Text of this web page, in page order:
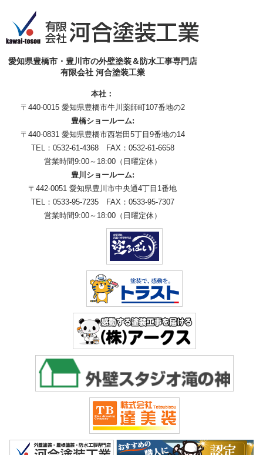
愛知県豊橋市・豊川市の外壁塗装＆防水工事専門店
有限会社 河合塗装工業
本社：
〒440-0015 愛知県豊橋市牛川薬師町107番地の2
豊橋ショールーム:
〒440-0831 愛知県豊橋市西岩田5丁目9番地の14
TEL：0532-61-4368 FAX：0532-61-6658
営業時間9:00～18:00（日曜定休）
豊川ショールーム:
〒442-0051 愛知県豊川市中央通4丁目1番地
TEL：0533-95-7235 FAX：0533-95-7307
営業時間9:00～18:00（日曜定休）